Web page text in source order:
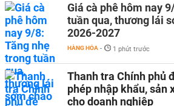
Giá cà phê hôm nay
tuần qua, thương lái
2026-2027
HÀNG HÓA - 1 phút trước
Thanh tra Chính phủ
phép nhập khẩu, sản
cho doanh nghiệp